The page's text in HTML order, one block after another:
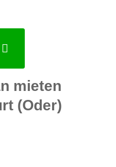
mieten
(Oder)